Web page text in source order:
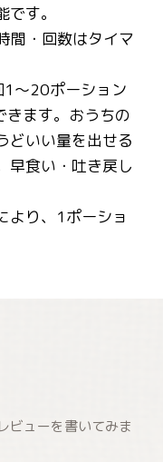
す。
間・回数はタイマ
～20ポーション
ます。おうちの
どいい量を出せる
早食い・吐き戻し
より、1ポーショ
ビューを書いてみま